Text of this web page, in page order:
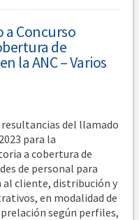
a Concurso
de
la ANC – Varios
del llamado
para la
a cobertura de
de personal para
al cliente, distribución y
en modalidad de
según perfiles,